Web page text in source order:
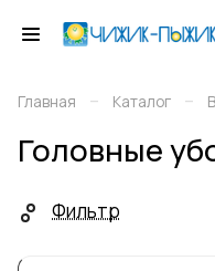
Главная – Каталог –
Головные
Фильтр